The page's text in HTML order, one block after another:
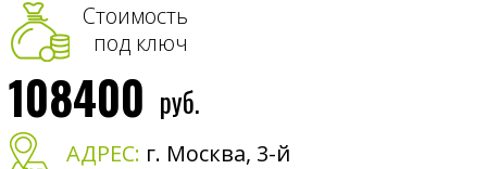
АДРЕС: г. Москва, 3-й
Стоимость
под ключ
108400 руб.